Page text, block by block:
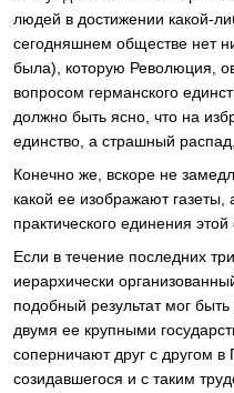
людей в достижении какой-
сегодняшнем обществе нет
была), которую Революция,
вопросом германского
должно быть ясно, что на
единство, а страшный
Конечно же, вскоре не
какой ее изображают
практического единения
Если в течение последних
иерархически
подобный результат мог
двумя ее крупными
соперничают друг с другом
созидавшегося и с таким